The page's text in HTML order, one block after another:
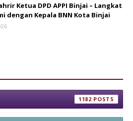
Ketua DPD APPI Binjai – Langkat
dengan Kepala BNN Kota Binjai
1182